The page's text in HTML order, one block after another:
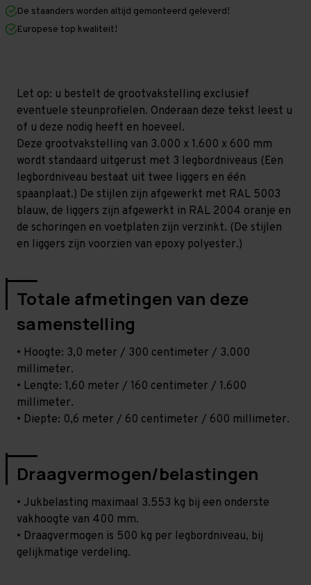
mm
x
600
niveaus
GALVA
mm
600
niveaus
GALVA
De staanders worden altijd gemonteerd geleverd!
Europese top kwaliteit!
Let op: u bestelt de grootvakstelling exclusief
eventuele steunprofielen. Onderaan deze tekst leest u
of u deze nodig heeft en hoeveel.
Deze grootvakstelling van 3.000 x 1.600 x 600 mm
wordt standaard uitgerust met 3 legbordniveaus (Een
legbordniveau bestaat uit twee liggers en één
spaanplaat.) De stijlen zijn afgewerkt met RAL 5003
blauw, de liggers zijn afgewerkt in RAL 2004 oranje en
de schoringen en voetplaten zijn verzinkt. (De stijlen
en liggers zijn voorzien van epoxy polyester.)
Totale afmetingen van deze
samenstelling
• Hoogte: 3,0 meter / 300 centimeter / 3.000
millimeter.
• Lengte: 1,60 meter / 160 centimeter / 1.600
millimeter.
• Diepte: 0,6 meter / 60 centimeter / 600 millimeter.
Draagvermogen/belastingen
• Jukbelasting maximaal 3.553 kg bij een onderste
vakhoogte van 400 mm.
• Draagvermogen is 500 kg per legbordniveau, bij
gelijkmatige verdeling.